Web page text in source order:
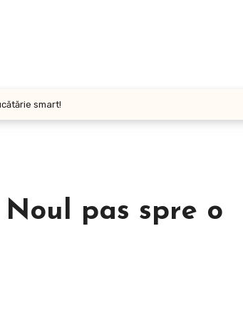
smart!
pas spre o